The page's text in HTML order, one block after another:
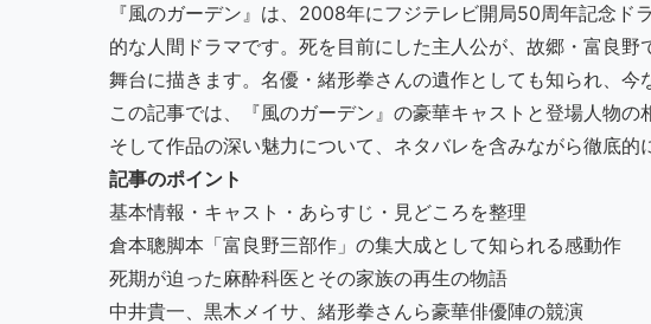
『風のガーデン』は、2008年にフジテレビ開局50周年記念
的な人間ドラマです。死を目前にした主人公が、故郷・富良
舞台に描きます。名優・緒形拳さんの遺作としても知られ、
この記事では、『風のガーデン』の豪華キャストと登場人物
そして作品の深い魅力について、ネタバレを含みながら徹底的
記事のポイント
基本情報・キャスト・あらすじ・見どころを整理
倉本聰脚本「富良野三部作」の集大成として知られる感動作
死期が迫った麻酔科医とその家族の再生の物語
中井貴一、黒木メイサ、緒形拳さんら豪華俳優陣の競演